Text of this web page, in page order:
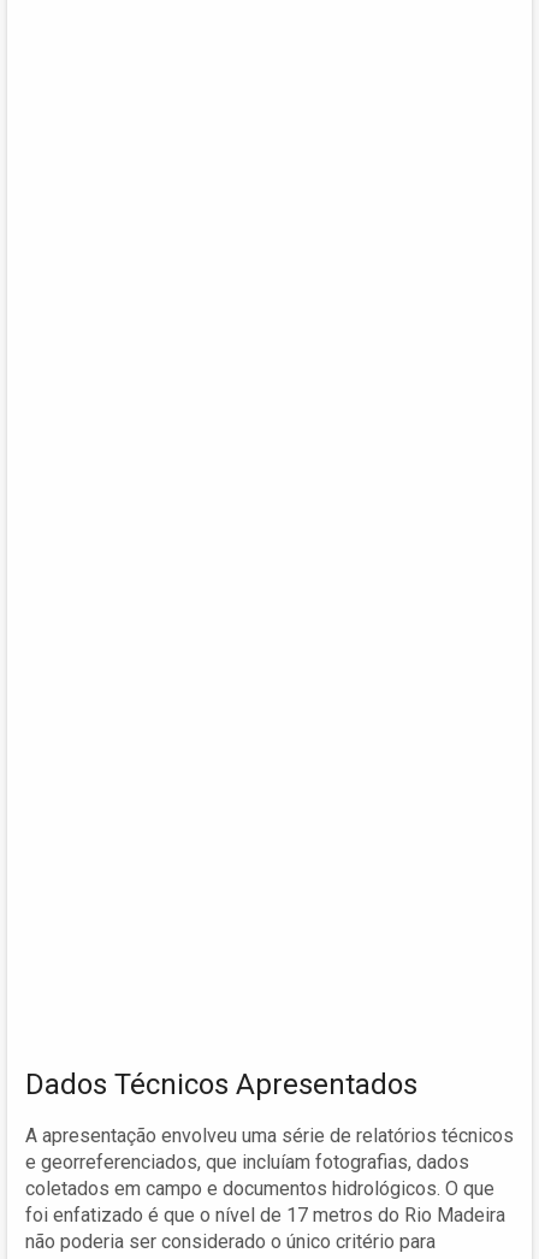
Dados Técnicos Apresentados
A apresentação envolveu uma série de relatórios técnicos
e georreferenciados, que incluíam fotografias, dados
coletados em campo e documentos hidrológicos. O que
foi enfatizado é que o nível de 17 metros do Rio Madeira
não poderia ser considerado o único critério para